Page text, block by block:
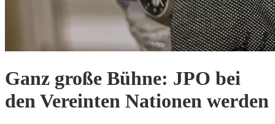
Ganz große Bühne: JPO bei
den Vereinten Nationen werden